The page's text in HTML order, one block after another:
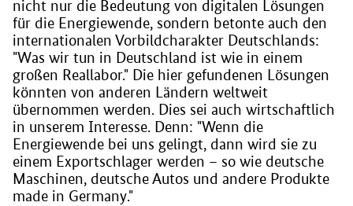
nicht nur die Bedeutung von digitalen Lösungen
für die Energiewende, sondern betonte auch den
internationalen Vorbildcharakter Deutschlands:
"Was wir tun in Deutschland ist wie in einem
großen Reallabor." Die hier gefundenen Lösungen
könnten von anderen Ländern weltweit
übernommen werden. Dies sei auch wirtschaftlich
in unserem Interesse. Denn: "Wenn die
Energiewende bei uns gelingt, dann wird sie zu
einem Exportschlager werden – so wie deutsche
Maschinen, deutsche Autos und andere Produkte
made in Germany."